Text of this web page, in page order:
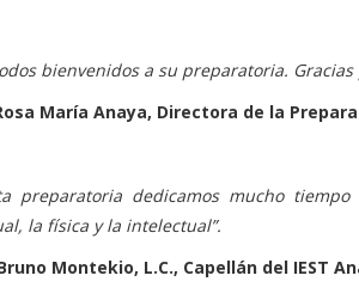
bienvenidos a su preparatoria.
María Anaya, Directora de la
preparatoria dedicamos mucho
la física y la intelectual”.
Montekio, L.C., Capellán del IEST